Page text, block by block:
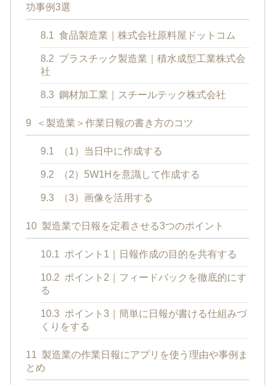
功事例3選
8.1 食品製造業｜株式会社原料屋ドットコム
8.2 プラスチック製造業｜積水成型工業株式会
社
8.3 鋼材加工業｜スチールテック株式会社
9 ＜製造業＞作業日報の書き方のコツ
9.1 （1）当日中に作成する
9.2 （2）5W1Hを意識して作成する
9.3 （3）画像を活用する
10 製造業で日報を定着させる3つのポイント
10.1 ポイント1｜日報作成の目的を共有する
10.2 ポイント2｜フィードバックを徹底的にす
る
10.3 ポイント3｜簡単に日報が書ける仕組みづ
くりをする
11 製造業の作業日報にアプリを使う理由や事例ま
とめ